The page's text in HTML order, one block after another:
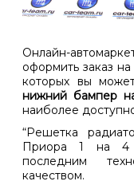
Онлайн-
оформить заказ
которых вы
нижний бампер
наиболее
“Решетка
Приора 1 на 4
последним
качеством.